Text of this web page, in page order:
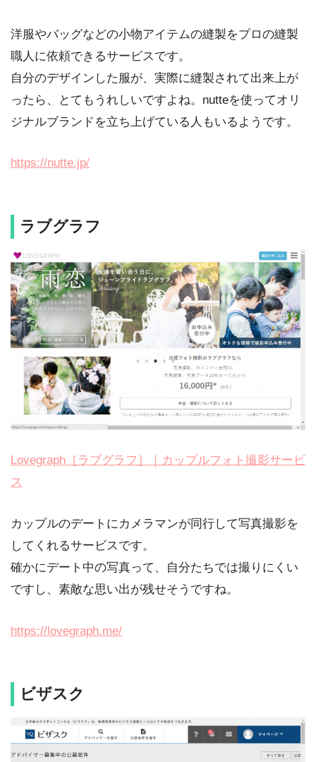
洋服やバッグなどの小物アイテムの縫製をプロの縫製
職人に依頼できるサービスです。
自分のデザインした服が、実際に縫製されて出来上が
ったら、とてもうれしいですよね。nutteを使ってオリ
ジナルブランドを立ち上げている人もいるようです。
https://nutte.jp/
ラブグラフ
Lovegraph［ラブグラフ］｜カップルフォト撮影サービ
ス
カップルのデートにカメラマンが同行して写真撮影を
してくれるサービスです。
確かにデート中の写真って、自分たちでは撮りにくい
ですし、素敵な思い出が残せそうですね。
https://lovegraph.me/
ビザスク